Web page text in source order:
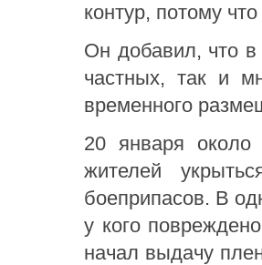
контур, потому
Он добавил, что в
частных, так и
временного
20 января около
жителей
боеприпасов. В
у кого
начал выдачу